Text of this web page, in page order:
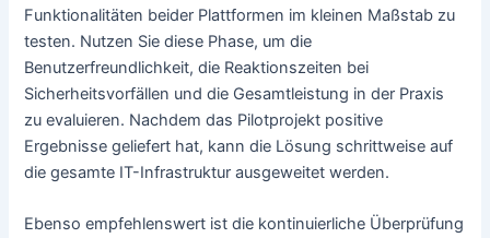
Funktionalitäten beider Plattformen im kleinen Maßstab zu
testen. Nutzen Sie diese Phase, um die
Benutzerfreundlichkeit, die Reaktionszeiten bei
Sicherheitsvorfällen und die Gesamtleistung in der Praxis
zu evaluieren. Nachdem das Pilotprojekt positive
Ergebnisse geliefert hat, kann die Lösung schrittweise auf
die gesamte IT-Infrastruktur ausgeweitet werden.
Ebenso empfehlenswert ist die kontinuierliche Überprüfung